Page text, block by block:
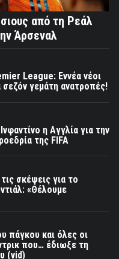
από τη Ρεάλ
Άρσεναλ
League: Εννέα νέοι
σεζόν γεμάτη ανατροπές!
η Αγγλία για την
της FIFA
σκέψεις για το
«Θέλουμε
πάγκου και όλες οι
που… έδιωξε τη
(vid)